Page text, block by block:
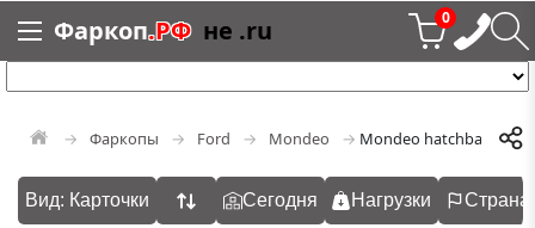
Фаркоп.РФ не .ru 0
Фаркопы Ford Mondeo Mondeo hatchback
Вид: Карточки Сегодня Нагрузки Страна